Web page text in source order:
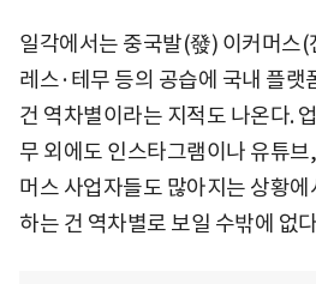
일각에서는 중국발(發) 이커머스
레스·테무 등의 공습에 국내 플랫
건 역차별이라는 지적도 나온다.
무 외에도 인스타그램이나 유튜
머스 사업자들도 많아지는 상황
하는 건 역차별로 보일 수밖에 없